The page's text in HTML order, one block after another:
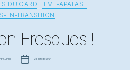
DU GARD
IFME-APAFASE
EN-TRANSITION
Fresques !
Par COPdici Date 23 octobre 2024